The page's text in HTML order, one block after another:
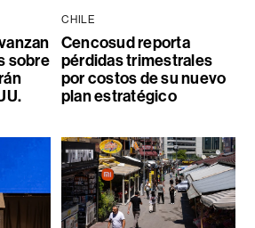
sobre
CHILE
Cencosud reporta
pérdidas trimestrales
por costos de su nuevo
plan estratégico